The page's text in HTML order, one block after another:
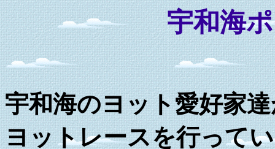
宇和海
宇和海のヨット愛好家
ヨットレースを行って